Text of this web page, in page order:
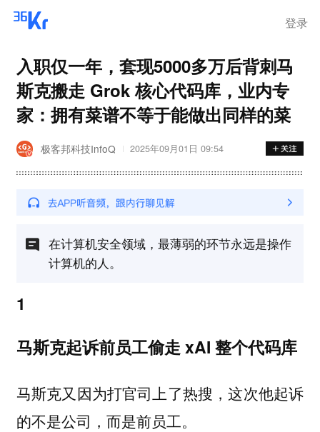
登录
入职仅一年，套现5000多万后背刺马
斯克搬走 Grok 核心代码库，业内专
家：拥有菜谱不等于能做出同样的菜
极客邦科技InfoQ 2025年09月01日 09:54
在计算机安全领域，最薄弱的环节永远是操作
计算机的人。
1
马斯克起诉前员工偷走 xAI 整个代码库
马斯克又因为打官司上了热搜，这次他起诉
的不是公司，而是前员工。